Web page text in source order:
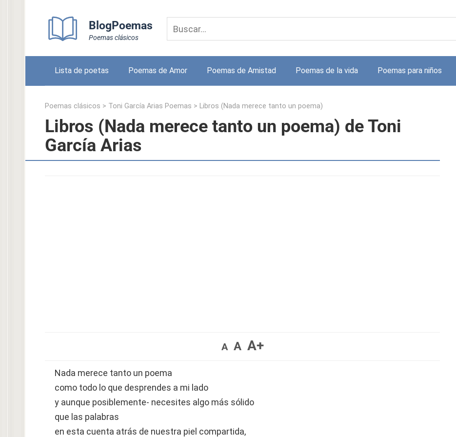
BlogPoemas
Poemas clásicos
Lista de poetas Poemas de Amor Poemas de Amistad Poemas de la vida Poemas para niños
Poemas clásicos > Toni García Arias Poemas > Libros (Nada merece tanto un poema)
Libros (Nada merece tanto un poema) de Toni
García Arias
A A A+
Nada merece tanto un poema
como todo lo que desprendes a mi lado
y aunque posiblemente- necesites algo más sólido
que las palabras
en esta cuenta atrás de nuestra piel compartida,